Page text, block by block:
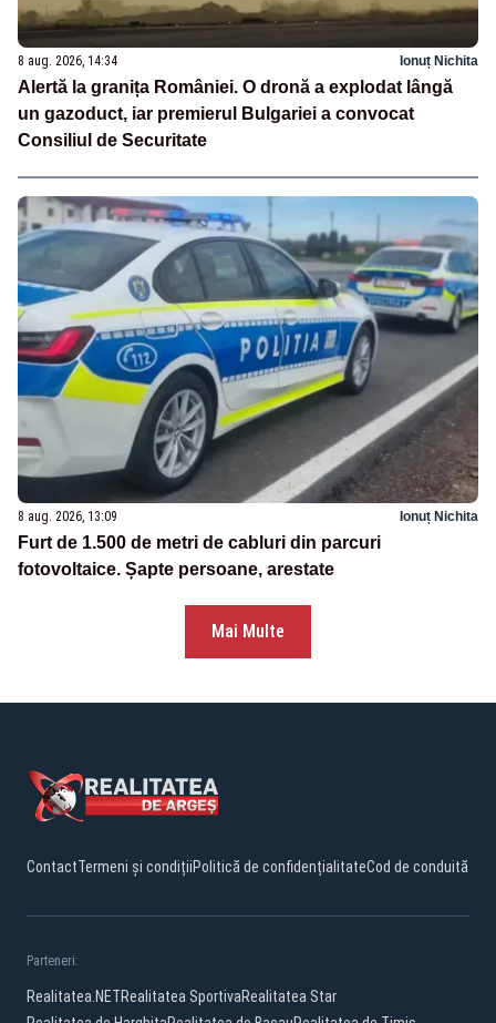
8 aug. 2026, 14:34 Ionuț Nichita
Alertă la granița României. O dronă a explodat lângă
un gazoduct, iar premierul Bulgariei a convocat
Consiliul de Securitate
8 aug. 2026, 13:09 Ionuț Nichita
Furt de 1.500 de metri de cabluri din parcuri
fotovoltaice. Șapte persoane, arestate
Mai Multe
ContactTermeni și condițiiPolitică de confidențialitateCod de conduită
Parteneri:
Realitatea.NETRealitatea SportivaRealitatea Star